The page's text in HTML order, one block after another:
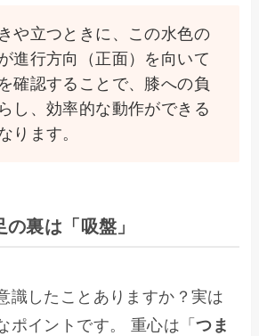
や立つときに、この水色の
進行方向（正面）を向いて
確認することで、膝への負
し、効率的な動作ができる
ります。
裏は「吸盤」
識したことありますか？実は
ポイントです。 重心は「つま